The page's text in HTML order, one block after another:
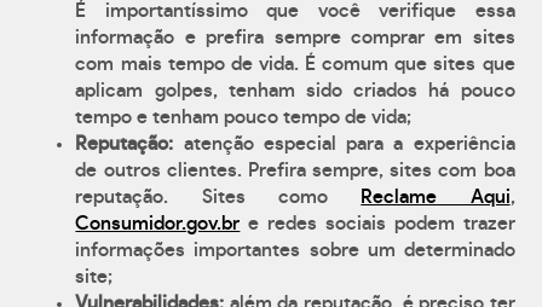
É importantíssimo que você verifique essa
informação e prefira sempre comprar em sites
com mais tempo de vida. É comum que sites que
aplicam golpes, tenham sido criados há pouco
tempo e tenham pouco tempo de vida;
Reputação: atenção especial para a experiência
de outros clientes. Prefira sempre, sites com boa
reputação. Sites como
Reclame Aqui,
Consumidor.gov.br e redes sociais podem trazer
informações importantes sobre um determinado
site;